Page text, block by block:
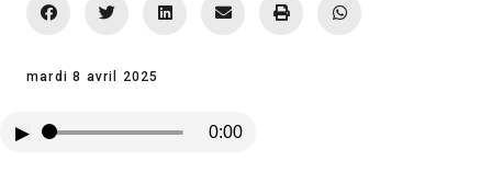
mardi 8 avril 2025
▶ 0:00